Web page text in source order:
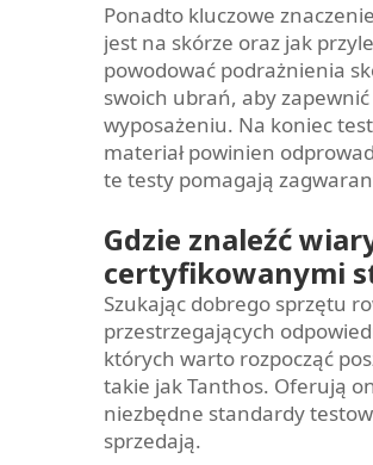
Ponadto kluczowe
jest na skórze oraz jak
powodować podrażnienia
swoich ubrań, aby
wyposażeniu. Na koniec
materiał powinien
te testy pomagają
Gdzie znaleźć
certyfikowanymi
Szukając dobrego sprzętu
przestrzegających
których warto rozpocząć
takie jak Tanthos. Oferują
niezbędne standardy
sprzedają.